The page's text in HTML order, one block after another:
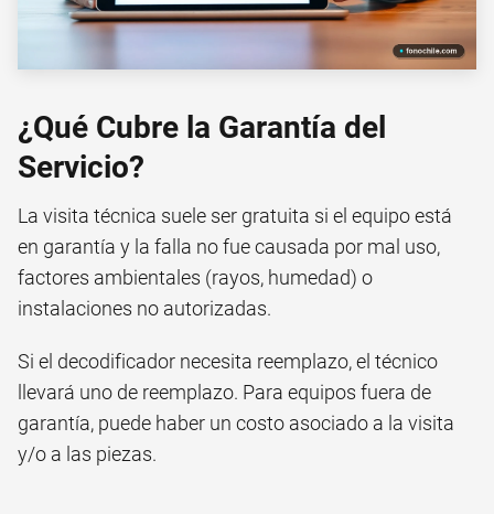
¿Qué Cubre la Garantía del
Servicio?
La visita técnica suele ser gratuita si el equipo está
en garantía y la falla no fue causada por mal uso,
factores ambientales (rayos, humedad) o
instalaciones no autorizadas.
Si el decodificador necesita reemplazo, el técnico
llevará uno de reemplazo. Para equipos fuera de
garantía, puede haber un costo asociado a la visita
y/o a las piezas.